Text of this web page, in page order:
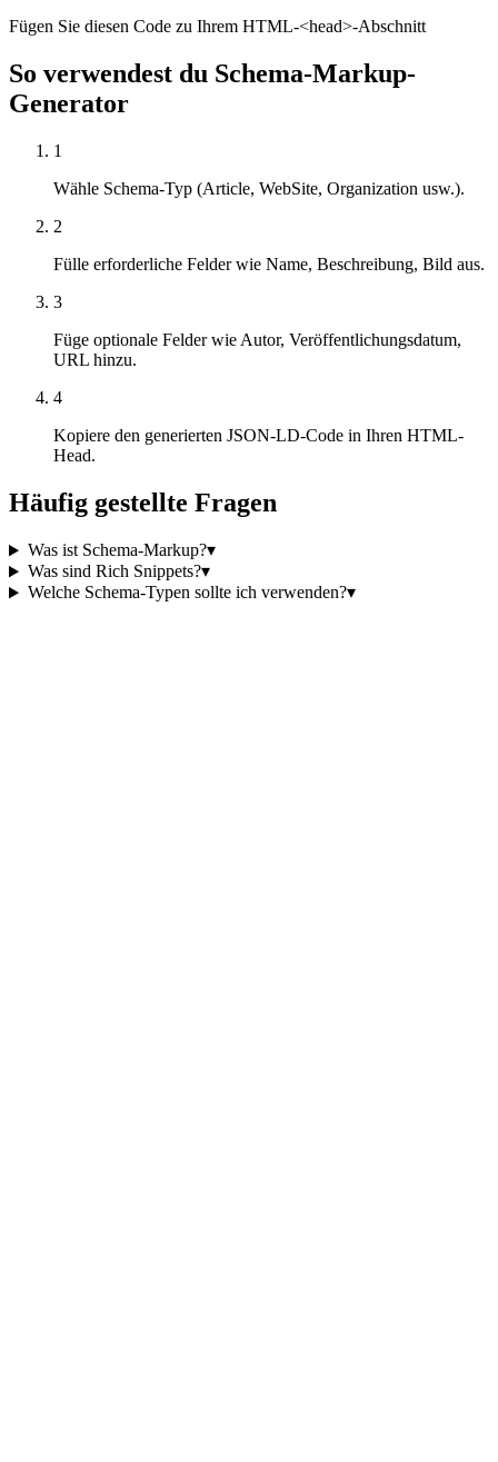
Fügen Sie diesen Code zu Ihrem HTML-<head>-Abschnitt
So verwendest du Schema-Markup-
Generator
1
Wähle Schema-Typ (Article, WebSite, Organization usw.).
2
Fülle erforderliche Felder wie Name, Beschreibung, Bild aus.
3
Füge optionale Felder wie Autor, Veröffentlichungsdatum,
URL hinzu.
4
Kopiere den generierten JSON-LD-Code in Ihren HTML-
Head.
Häufig gestellte Fragen
Was ist Schema-Markup?▾
Was sind Rich Snippets?▾
Welche Schema-Typen sollte ich verwenden?▾